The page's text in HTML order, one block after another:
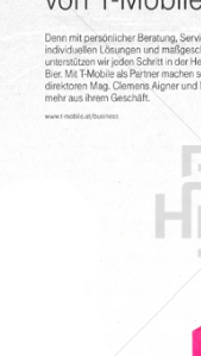
T-Mobile Austria